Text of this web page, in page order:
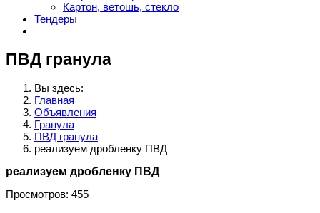
Картон, ветошь, стекло
Тендеры
ПВД гранула
Вы здесь:
Главная
Объявления
Гранула
ПВД гранула
реализуем дробленку ПВД
реализуем дробленку ПВД
Просмотров: 455